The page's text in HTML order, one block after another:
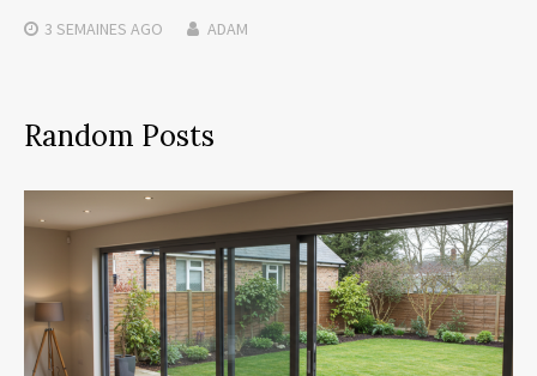
3 SEMAINES AGO ADAM
Random Posts